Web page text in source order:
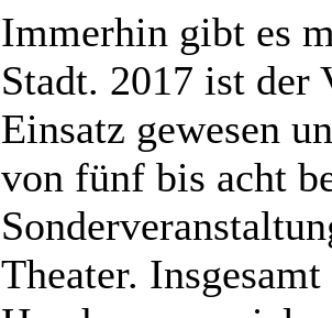
Immerhin gibt es
Stadt. 2017 ist der
Einsatz gewesen
von fünf bis acht
Theater.